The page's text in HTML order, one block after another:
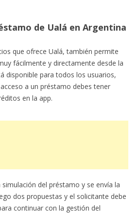
de Ualá en Argentina
que ofrece Ualá, también permite
fácilmente y directamente desde la
disponible para todos los usuarios,
a un préstamo debes tener
en la app.
del préstamo y se envía la
dos propuestas y el solicitante debe
continuar con la gestión del